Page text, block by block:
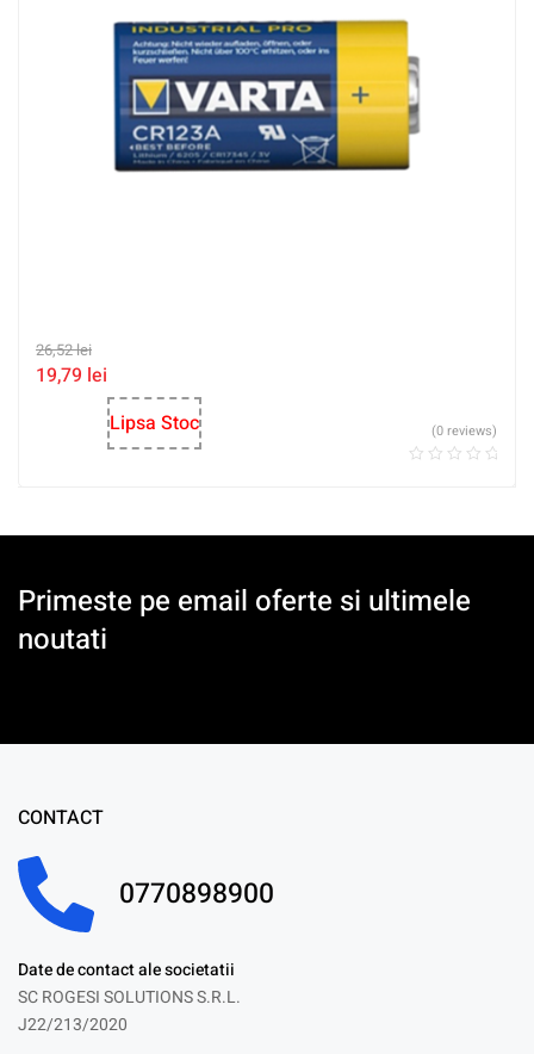
26,52lei
19,79 lei
Lipsa Stoc
(0 reviews)
Primeste pe email oferte si ultimele
noutati
CONTACT
0770898900
Date de contact ale societatii
SC ROGESI SOLUTIONS S.R.L.
J22/213/2020